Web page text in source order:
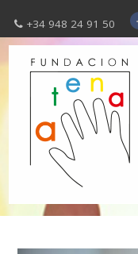
+34 948 24 91 50